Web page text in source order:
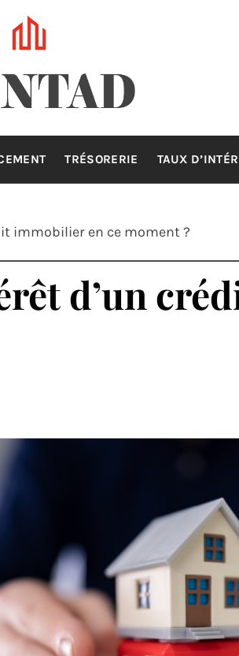
TRÉSORERIE TAUX
immobilier en ce moment ?
d’un